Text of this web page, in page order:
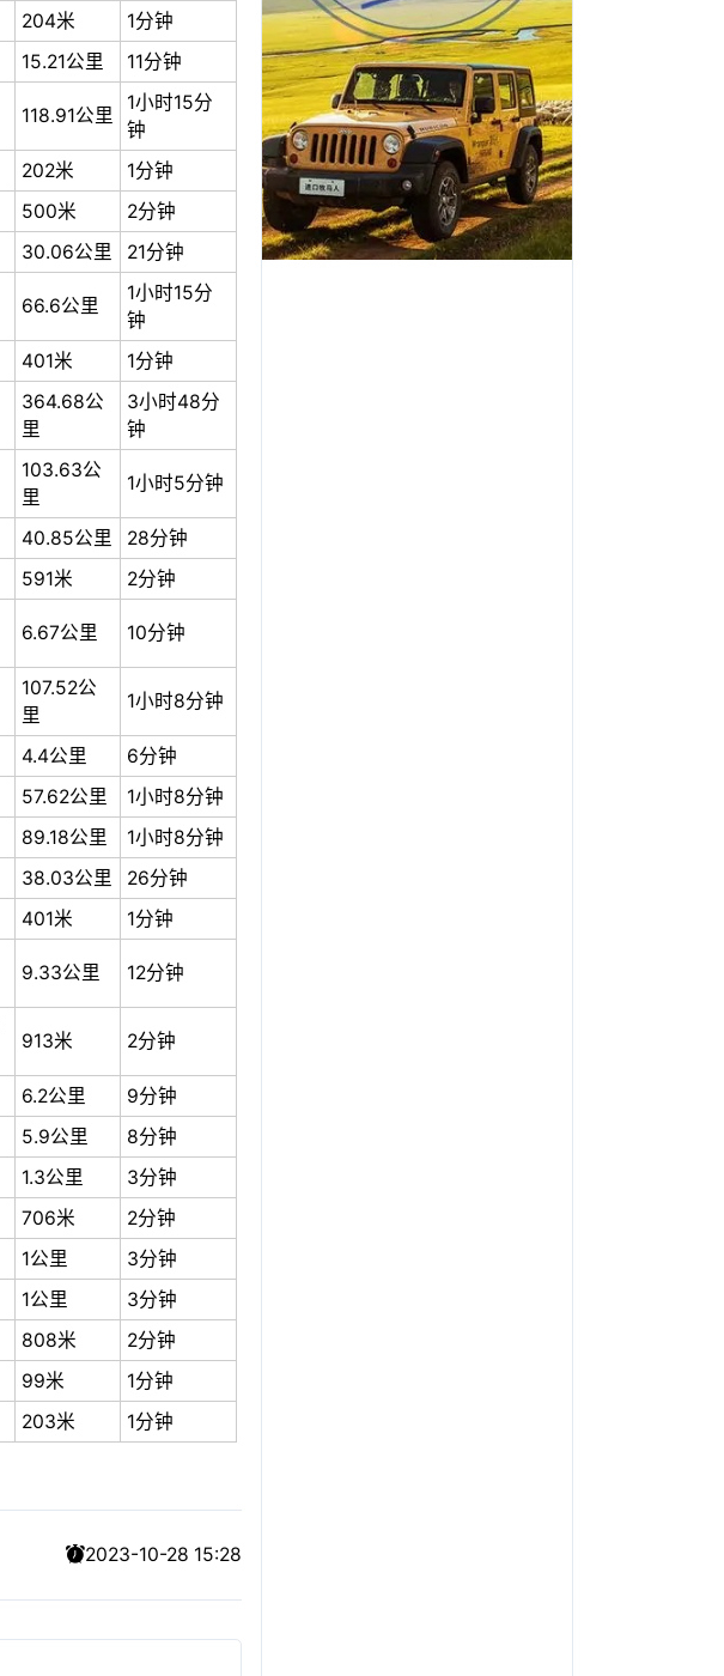
204米
1分钟
15.21公里 11分钟
118.91公里
1小时15分
钟
202米
1分钟
500米
2分钟
30.06公里 21分钟
66.6公里
1小时15分
钟
401米
1分钟
364.68公
里
3小时48分
钟
103.63公
里
1小时5分钟
40.85公里
28分钟
591米
2分钟
6.67公里 10分钟
107.52公
里
1小时8分钟
4.4公里
6分钟
57.62公里
1小时8分钟
89.18公里
1小时8分钟
38.03公里
26分钟
401米
1分钟
9.33公里 12分钟
913米 2分钟
6.2公里
9分钟
5.9公里
8分钟
1.3公里
3分钟
706米
2分钟
1公里
3分钟
1公里
3分钟
808米
2分钟
99米
1分钟
203米 1分钟
2023-10-28 15:28